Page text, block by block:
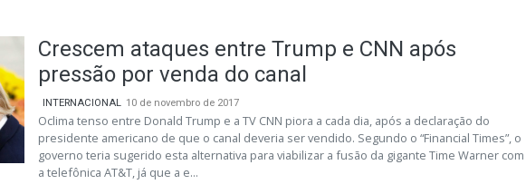
Crescem ataques entre Trump e CNN após
pressão por venda do canal
INTERNACIONAL 10 de novembro de 2017
Oclima tenso entre Donald Trump e a TV CNN piora a cada dia, após a declaração do
presidente americano de que o canal deveria ser vendido. Segundo o “Financial Times”, o
governo teria sugerido esta alternativa para viabilizar a fusão da gigante Time Warner com
a telefônica AT&T, já que a e...